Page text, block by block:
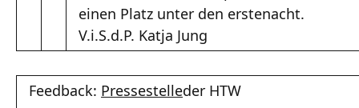
einen Platz unter den erstenacht.
V.i.S.d.P. Katja Jung
Feedback: Pressestelleder HTW